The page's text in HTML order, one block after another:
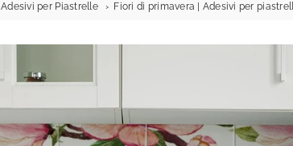
Adesivi per Piastrelle Fiori di primavera | Adesivi per